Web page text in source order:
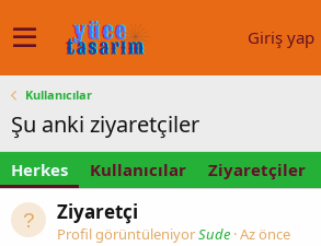
Giriş yap
Kullanıcılar
Şu anki ziyaretçiler
Herkes Kullanıcılar Ziyaretçiler
Ziyaretçi
Profil görüntüleniyorSude Az önce